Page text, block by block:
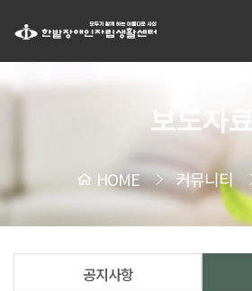
보도자료
HOME 커뮤니티
공지사항